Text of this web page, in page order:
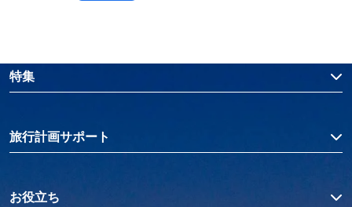
特集
旅行計画サポート
お役立ち